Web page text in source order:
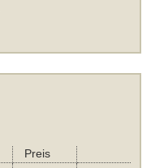
Preis